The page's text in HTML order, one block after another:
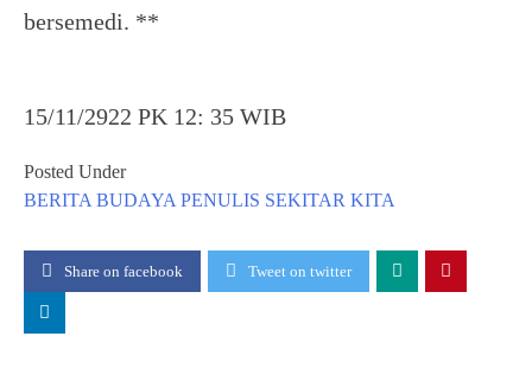
bersemedi. **
15/11/2922 PK 12: 35 WIB
Posted Under
BERITA BUDAYA PENULIS SEKITAR KITA
Share on facebook Tweet on twitter